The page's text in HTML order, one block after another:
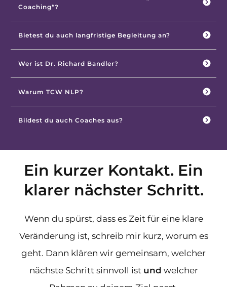
Coaching“?
Bietest du auch langfristige Begleitung an?
Wer ist Dr. Richard Bandler?
Warum TCW NLP?
Bildest du auch Coaches aus?
Ein kurzer Kontakt. Ein
klarer nächster Schritt.
Wenn du spürst, dass es Zeit für eine klare
Veränderung ist, schreib mir kurz, worum es
geht. Dann klären wir gemeinsam, welcher
nächste Schritt sinnvoll ist und welcher